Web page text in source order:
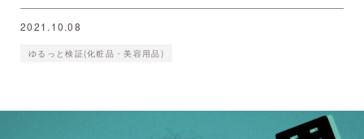
2021.10.08
ゆるっと検証(化粧品・美容用品)